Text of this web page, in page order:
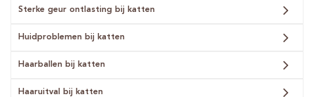
Sterke geur ontlasting bij katten
Huidproblemen bij katten
Haarballen bij katten
Haaruitval bij katten